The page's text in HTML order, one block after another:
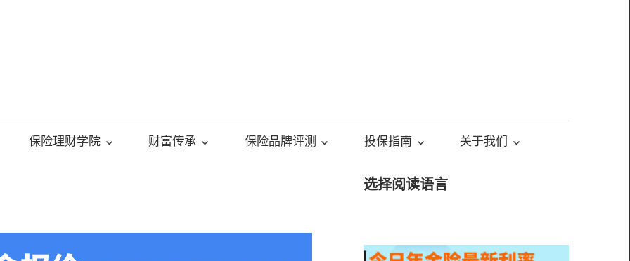
保险理财学院 财富传承 保险品牌评测 投保指南 关于我们
选择阅读语言